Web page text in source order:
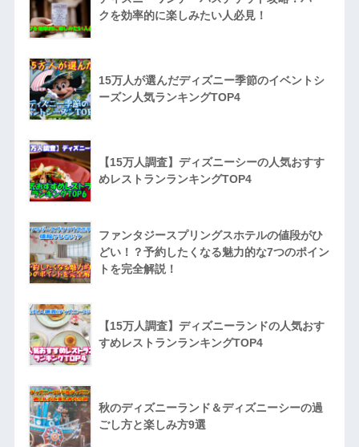
クを効率的に楽しみたい人必見！
15万人が選んだディズニー季節のイベントシ
ーズン人気ランキングTOP4
【15万人調査】ディズニーシーの人気おすす
めレストランランキングTOP4
ファンタジースプリングスホテルの値段がひ
どい！？予約したくなる魅力的な7つのポイン
トを完全解説！
【15万人調査】ディズニーランドの人気おす
すめレストランランキングTOP4
秋のディズニーランド＆ディズニーシーの過
ごし方と楽しみ方9選